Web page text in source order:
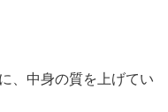
、中身の質を上げてい